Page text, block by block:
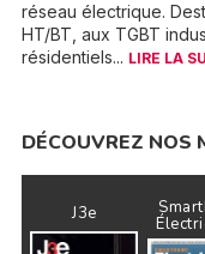
réseau électrique.
HT/BT, aux TGBT
résidentiels... LIRE LA
DÉCOUVREZ NOS
J3e